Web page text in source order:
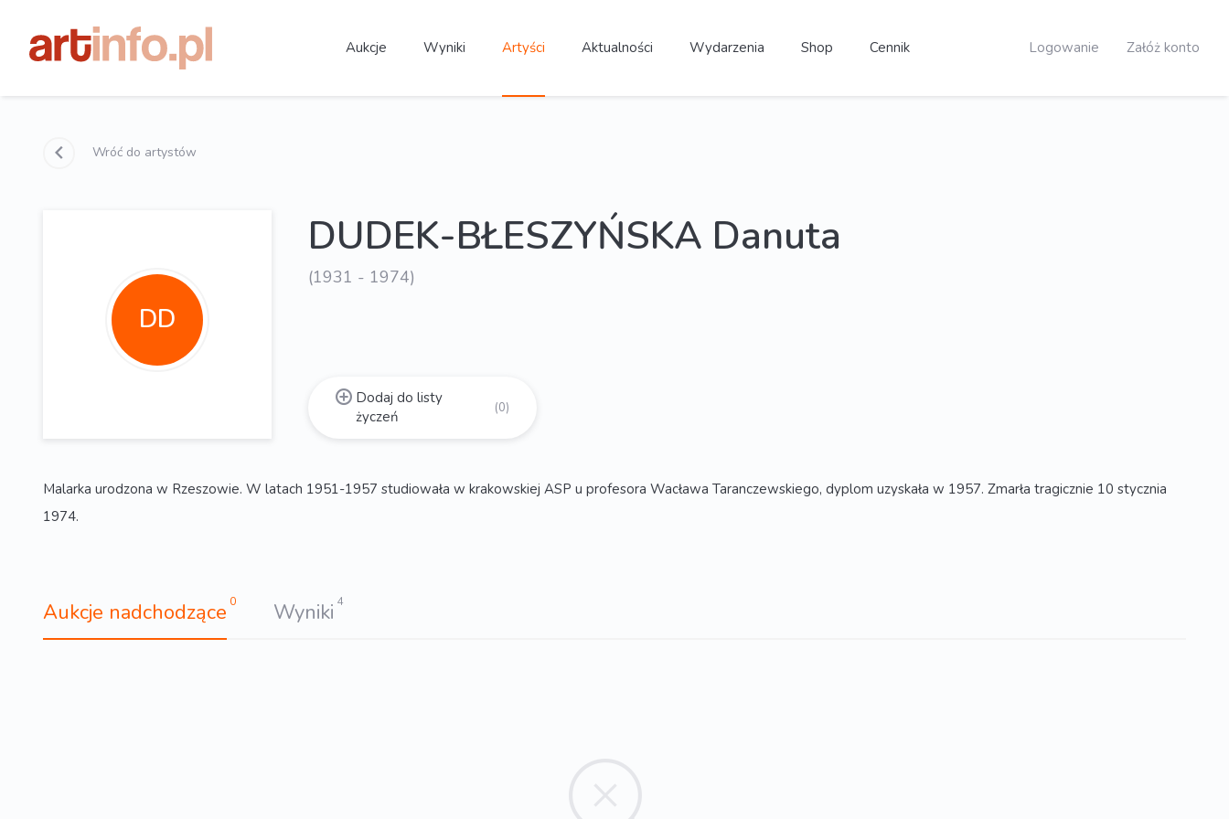
Aukcje Wyniki Artyści Aktualności Wydarzenia Shop Cennik Logowanie Załóż konto
Wróć do artystów
DD
DUDEK-BŁESZYŃSKA Danuta
(1931 - 1974)
Dodaj do listy
życzeń
(0)
Malarka urodzona w Rzeszowie. W latach 1951-1957 studiowała w krakowskiej ASP u profesora Wacława Taranczewskiego, dyplom uzyskała w 1957. Zmarła tragicznie 10 stycznia
1974.
Aukcje nadchodzące 0 Wyniki 4